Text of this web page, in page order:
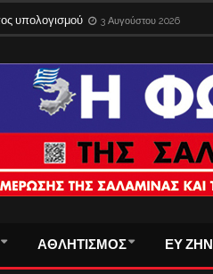
υπολογισμού 3 Αυγούστου 2026
ΑΘΛΗΤΙΣΜΟΣ ΕΥ ΖΗΝ